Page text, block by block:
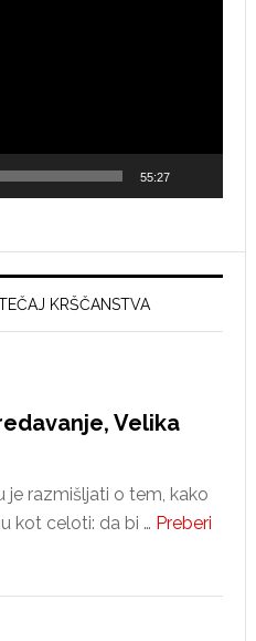
55:27
KRŠČANSTVA
Velika
je razmišljati o tem, kako
kot celoti: da bi … Preberi